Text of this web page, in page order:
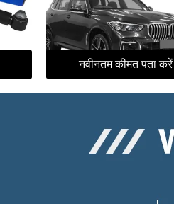
नवीनतम कीमत पता करें